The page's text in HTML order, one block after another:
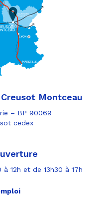
Montceau
– BP 90069
cedex
12h et de 13h30 à 17h